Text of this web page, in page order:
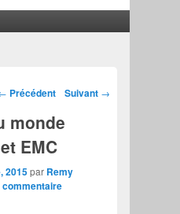
des articles
Précédent Suivant →
monde
EMC
2015par Remy
commentaire